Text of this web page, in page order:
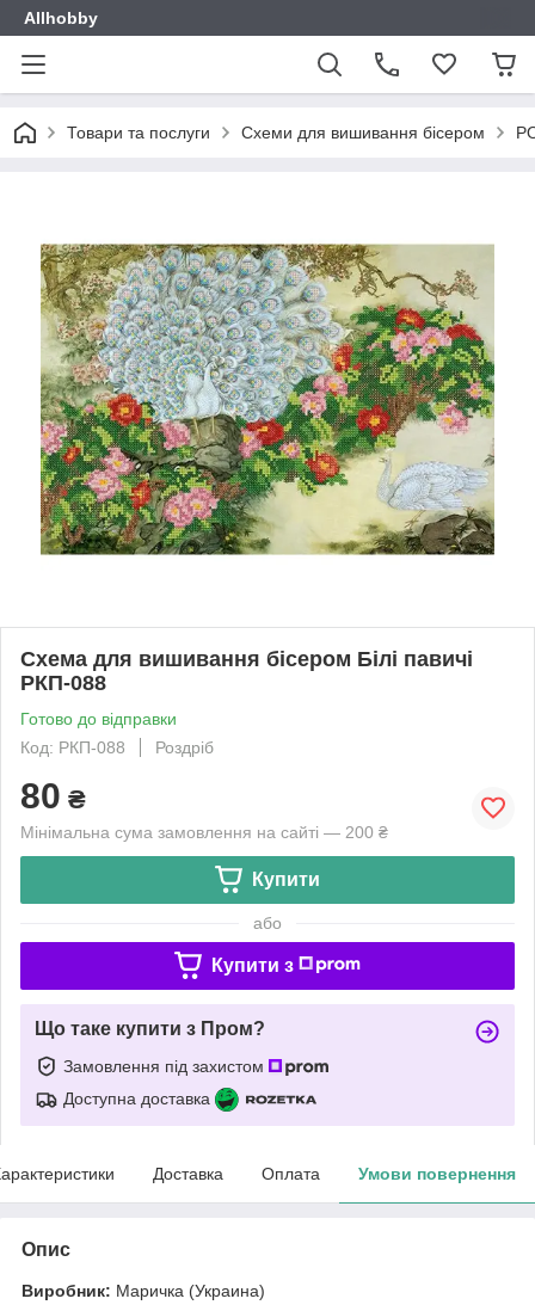
Allhobby
Товари та послуги Схеми для вишивання бісером
Схема для вишивання бісером Білі павичі
РКП-088
Готово до відправки
Код: РКП-088
Роздріб
80 ₴
Мінімальна сума замовлення на сайті — 200 ₴
Купити
або
Купити з
Що таке купити з Пром?
Замовлення під захистом
Доступна доставка
Доставка Оплата Умови повернення
Опис
Виробник: Маричка (Украина)